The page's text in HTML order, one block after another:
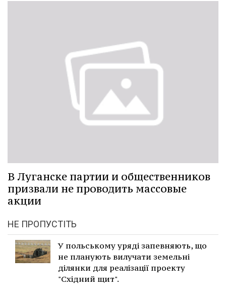
В Луганске партии и общественников
призвали не проводить массовые
акции
НЕ ПРОПУСТІТЬ
У польському уряді запевняють, що
не планують вилучати земельні
ділянки для реалізації проекту
"Східний щит".